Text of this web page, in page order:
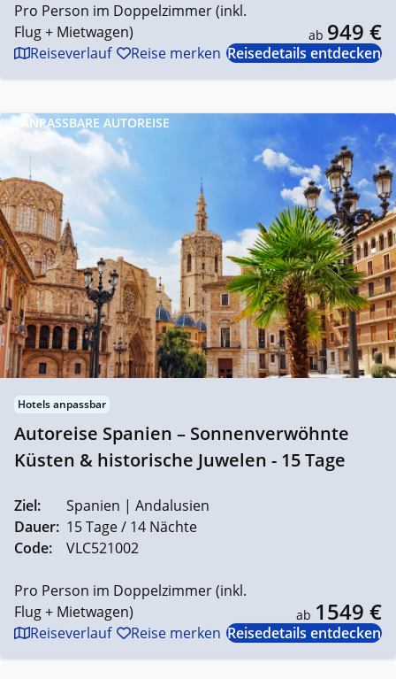
Pro Person im Doppelzimmer (inkl.
Flug + Mietwagen)
ab 949 €
Reiseverlauf Reise merken Reisedetails entdecken
Hotels anpassbar
Autoreise Spanien – Sonnenverwöhnte
Küsten & historische Juwelen - 15 Tage
Ziel:
Spanien | Andalusien
Dauer: 15 Tage / 14 Nächte
Code:
VLC521002
Pro Person im Doppelzimmer (inkl.
Flug + Mietwagen)
ab 1549 €
Reiseverlauf Reise merken Reisedetails entdecken
ANPASSBARE AUTOREISE